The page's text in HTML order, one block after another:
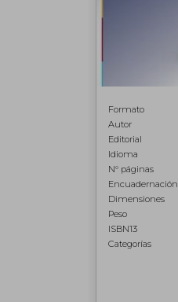
Formato
Autor
Editorial
Idioma
N° páginas
Encuadernación
Dimensiones
Peso
ISBN13
Categorías